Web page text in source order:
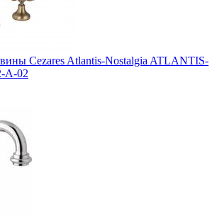
Cezares Atlantis-Nostalgia ATLANTIS-
A-02